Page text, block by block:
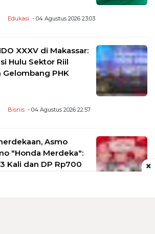
Edukasi - 04 Agustus 2026 23:03
XXXV di Makassar:
Hulu Sektor Riil
PHK
Bisnis - 04 Agustus 2026 22:57
Asmo
"Honda Merdeka":
Kali dan DP Rp700
×